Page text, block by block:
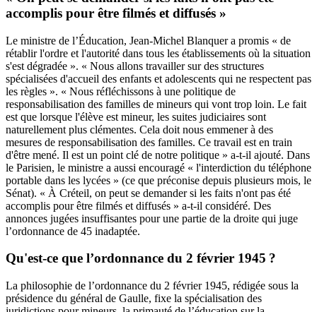
accomplis pour être filmés et diffusés »
Le ministre de l’Éducation, Jean-Michel Blanquer a promis « de
rétablir l'ordre et l'autorité dans tous les établissements où la situation
s'est dégradée ». « Nous allons travailler sur des structures
spécialisées d'accueil des enfants et adolescents qui ne respectent pas
les règles ». « Nous réfléchissons à une politique de
responsabilisation des familles de mineurs qui vont trop loin. Le fait
est que lorsque l'élève est mineur, les suites judiciaires sont
naturellement plus clémentes. Cela doit nous emmener à des
mesures de responsabilisation des familles. Ce travail est en train
d'être mené. Il est un point clé de notre politique » a-t-il ajouté. Dans
le Parisien, le ministre a aussi encouragé « l'interdiction du téléphone
portable dans les lycées » (ce que préconise depuis plusieurs mois, le
Sénat). « À Créteil, on peut se demander si les faits n'ont pas été
accomplis pour être filmés et diffusés » a-t-il considéré. Des
annonces jugées insuffisantes pour une partie de la droite qui juge
l’ordonnance de 45 inadaptée.
Qu'est-ce que l’ordonnance du 2 février 1945 ?
La philosophie de l’ordonnance du 2 février 1945, rédigée sous la
présidence du général de Gaulle, fixe la spécialisation des